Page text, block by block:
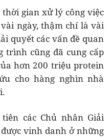
gian xử lý công việc
ngày, thậm chí là vài
quyết các vấn đề quan
trình cũng đã cung cấp
hơn 200 triệu protein
cho hàng nghìn nhà
các Chủ nhân Giải
vinh danh ở những